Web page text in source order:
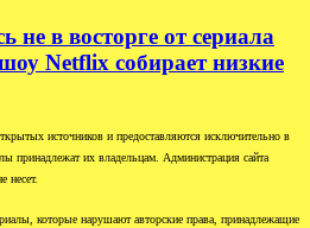
не в восторге от сериала
Netflix собирает низкие
источников и предоставляются исключительно в
принадлежат их владельцам. Администрация сайта
несет.
которые нарушают авторские права, принадлежащие